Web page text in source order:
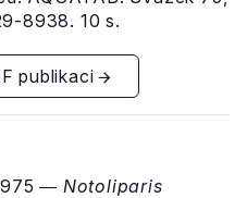
8938. 10 s.
publikaci
― Notoliparis